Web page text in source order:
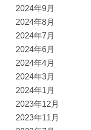
2024年9月
2024年8月
2024年7月
2024年6月
2024年4月
2024年3月
2024年1月
2023年12月
2023年11月